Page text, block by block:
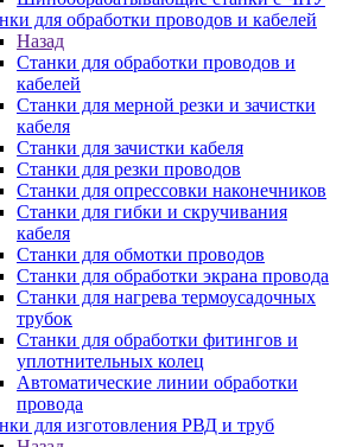
для обработки проводов и кабелей
Назад
Станки для обработки проводов и
кабелей
Станки для мерной резки и зачистки
кабеля
Станки для зачистки кабеля
Станки для резки проводов
Станки для опрессовки наконечников
Станки для гибки и скручивания
кабеля
Станки для обмотки проводов
Станки для обработки экрана провода
Станки для нагрева термоусадочных
трубок
Станки для обработки фитингов и
уплотнительных колец
Автоматические линии обработки
провода
для изготовления РВД и труб